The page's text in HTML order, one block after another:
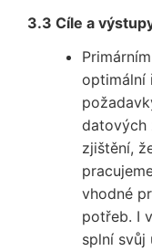
3.3 Cíle a
optimální
datových
zjištění,
vhodné
potřeb. I
splní svůj